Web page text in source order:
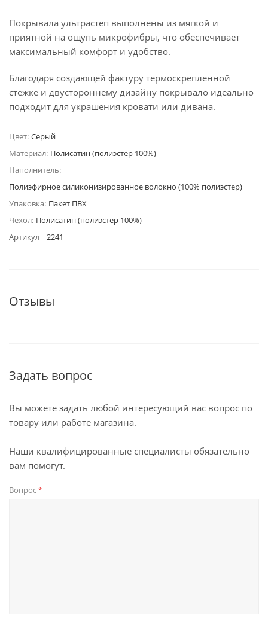
Покрывала ультрастеп выполнены из мягкой и
приятной на ощупь микрофибры, что обеспечивает
максимальный комфорт и удобство.
Благодаря создающей фактуру термоскрепленной
стежке и двустороннему дизайну покрывало идеально
подходит для украшения кровати или дивана.
Цвет: Серый
Материал: Полисатин (полиэстер 100%)
Наполнитель:
Полиэфирное силиконизированное волокно (100% полиэстер)
Упаковка: Пакет ПВХ
Чехол: Полисатин (полиэстер 100%)
Артикул
2241
Отзывы
Задать вопрос
Вы можете задать любой интересующий вас вопрос по
товару или работе магазина.
Наши квалифицированные специалисты обязательно
вам помогут.
Вопрос*